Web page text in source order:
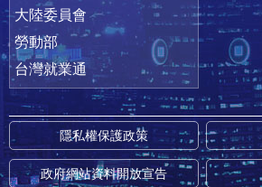
大陸委員會
勞動部
台灣就業通
隱私權保護政策
政府網站資料開放宣告